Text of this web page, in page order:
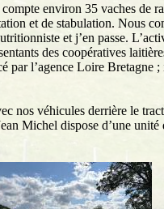
environ 35 vaches de
et de stabulation. Nous
et j’en passe.
des coopératives
l’agence Loire Bretagne
nos véhicules derrière le
Michel dispose d’une